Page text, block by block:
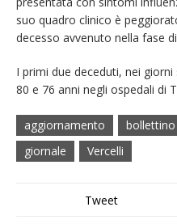
suo quadro clinico è
decesso avvenuto nella fase
I primi due deceduti, nei
80 e 76 anni negli ospedali di
aggiornamento bollettino
giornale
Vercelli
Tweet